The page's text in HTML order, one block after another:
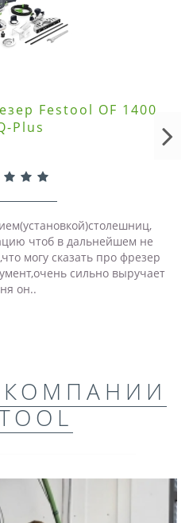
Festool OF 1400
Plus
чтоб в дальнейшем не
могу сказать про фрезер
сильно выручает
он..